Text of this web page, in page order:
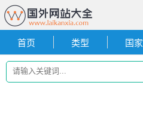
首页 类型 国家